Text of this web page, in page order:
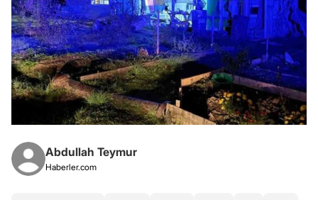
Abdullah Teymur
Haberler.com